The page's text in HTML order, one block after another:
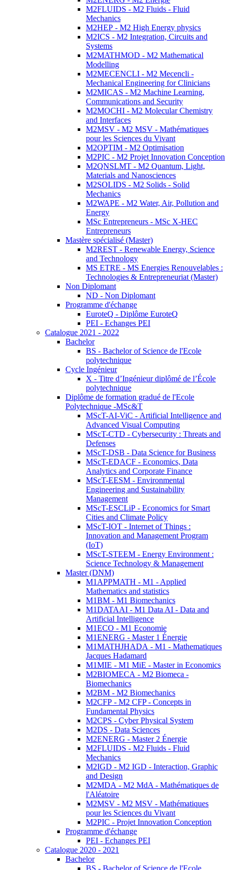
M2FLUIDS - M2 Fluids - Fluid
Mechanics
M2HEP - M2 High Energy physics
M2ICS - M2 Integration, Circuits and
Systems
M2MATHMOD - M2 Mathematical
Modelling
M2MECENCLI - M2 Mecencli -
Mechanical Engineering for Clinicians
M2MICAS - M2 Machine Learning,
Communications and Security
M2MOCHI - M2 Molecular Chemistry
and Interfaces
M2MSV - M2 MSV - Mathématiques
pour les Sciences du Vivant
M2OPTIM - M2 Optimisation
M2PIC - M2 Projet Innovation Conception
M2QNSLMT - M2 Quantum, Light,
Materials and Nanosciences
M2SOLIDS - M2 Solids - Solid
Mechanics
M2WAPE - M2 Water, Air, Pollution and
Energy
MSc Entrepreneurs - MSc X-HEC
Entrepreneurs
Mastère spécialisé (Master)
M2REST - Renewable Energy, Science
and Technology
MS ETRE - MS Energies Renouvelables :
Technologies & Entrepreneuriat (Master)
Non Diplomant
ND - Non Diplomant
Programme d'échange
EuroteQ - Diplôme EuroteQ
PEI - Echanges PEI
Catalogue 2021 - 2022
Bachelor
BS - Bachelor of Science de l'Ecole
polytechnique
Cycle Ingénieur
X - Titre d’Ingénieur diplômé de l’École
polytechnique
Diplôme de formation gradué de l'Ecole
Polytechnique -MSc&T
MScT-AI-ViC - Artificial Intelligence and
Advanced Visual Computing
MScT-CTD - Cybersecurity : Threats and
Defenses
MScT-DSB - Data Science for Business
MScT-EDACF - Economics, Data
Analytics and Corporate Finance
MScT-EESM - Environmental
Engineering and Sustainability
Management
MScT-ESCLiP - Economics for Smart
Cities and Climate Policy
MScT-IOT - Internet of Things :
Innovation and Management Program
(IoT)
MScT-STEEM - Energy Environment :
Science Technology & Management
Master (DNM)
M1APPMATH - M1 - Applied
Mathematics and statistics
M1BM - M1 Biomechanics
M1DATAAI - M1 Data AI - Data and
Artificial Intelligence
M1ECO - M1 Economie
M1ENERG - Master 1 Énergie
M1MATHJHADA - M1 - Mathematiques
Jacques Hadamard
M1MIE - M1 MiE - Master in Economics
M2BIOMECA - M2 Biomeca -
Biomechanics
M2BM - M2 Biomechanics
M2CFP - M2 CFP - Concepts in
Fundamental Physics
M2CPS - Cyber Physical System
M2DS - Data Sciences
M2ENERG - Master 2 Énergie
M2FLUIDS - M2 Fluids - Fluid
Mechanics
M2IGD - M2 IGD - Interaction, Graphic
and Design
M2MDA - M2 MdA - Mathématiques de
l'Aléatoire
M2MSV - M2 MSV - Mathématiques
pour les Sciences du Vivant
M2PIC - Projet Innovation Conception
Programme d'échange
PEI - Echanges PEI
Catalogue 2020 - 2021
Bachelor
BS - Bachelor of Science de l'Ecole